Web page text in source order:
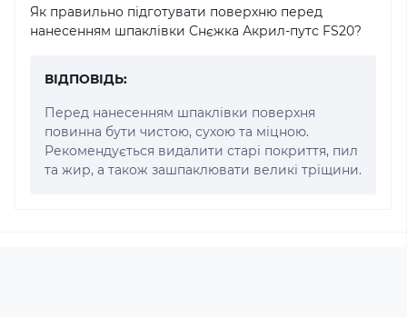
Як правильно підготувати поверхню перед
нанесенням шпаклівки Снєжка Акрил-путс FS20?
ВІДПОВІДЬ:
Перед нанесенням шпаклівки поверхня
повинна бути чистою, сухою та міцною.
Рекомендується видалити старі покриття, пил
та жир, а також зашпаклювати великі тріщини.